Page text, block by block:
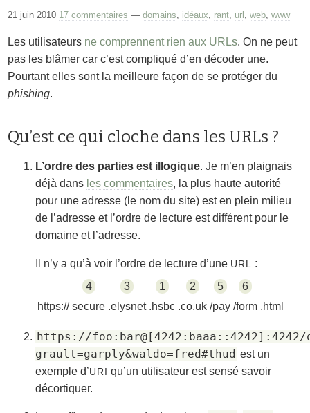
21 juin 2010 17 commentaires —domains idéaux rant url ,web ,www
Les utilisateurs ne comprennent rien aux URLs. On ne peut
pas les blâmer car c’est compliqué d’en décoder une.
Pourtant elles sont la meilleure façon de se protéger du
phishing.
Qu’est ce qui cloche dans les URLs ?
L’ordre des parties est illogique. Je m’en plaignais
déjà dans les commentaires, la plus haute autorité
pour une adresse (le nom du site) est en plein milieu
de l’adresse et l’ordre de lecture est différent pour le
domaine et l’adresse.
Il n’y a qu’à voir l’ordre de lecture d’une URL
:
4
3 1 2 5
6
https:// secure .elysnet .hsbc .co.uk /pay /form .html
https://foo:bar@[4242:baaa::4242]:4242/
grault=garply&waldo=fred#thud est un
exemple d’URI qu’un utilisateur est sensé savoir
décortiquer.